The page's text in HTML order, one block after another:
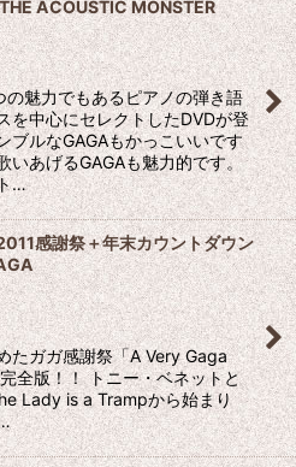
ACOUSTIC MONSTER
の魅力でもあるピアノの弾き語
を中心にセレクトしたDVDが登
ブルなGAGAもかっこいいです
いあげるGAGAも魅力的です。
…
感謝祭＋年末カウントダウン
たガガ感謝祭「A Very Gaga
全版！！ トニー・ベネットと
Lady is a Trampから始まり